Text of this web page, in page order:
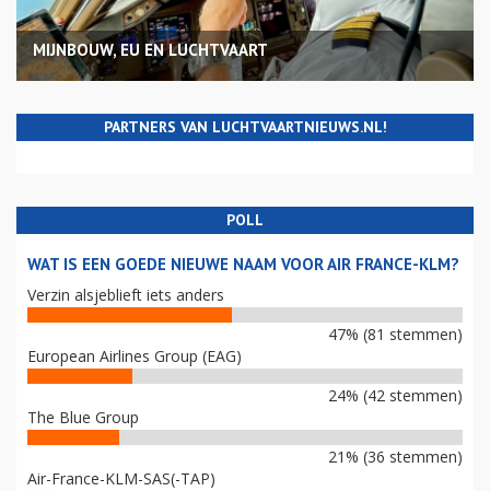
MIJNBOUW, EU EN LUCHTVAART
PARTNERS VAN LUCHTVAARTNIEUWS.NL!
POLL
WAT IS EEN GOEDE NIEUWE NAAM VOOR AIR FRANCE-KLM?
Verzin alsjeblieft iets anders
47% (81 stemmen)
European Airlines Group (EAG)
24% (42 stemmen)
The Blue Group
21% (36 stemmen)
Air-France-KLM-SAS(-TAP)